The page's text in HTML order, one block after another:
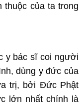
thuộc của ta trong
y bác sĩ coi người
dùng y đức của
trị, bởi Đức Phật
lớn nhất chính là